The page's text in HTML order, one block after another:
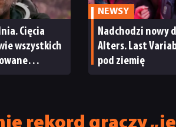
Cięcia
wszystkich
NEWSY
Nadchodzi nowy
Alters. Last
pod ziemię